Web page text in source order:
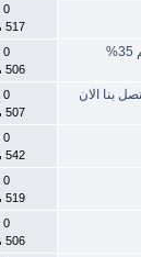
0 ردود
517 مشاهدة
0 ردود
506 مشاهدة
0 ردود
507 مشاهدة
0 ردود
542 مشاهدة
0 ردود
519 مشاهدة
0 ردود
506 مشاهدة